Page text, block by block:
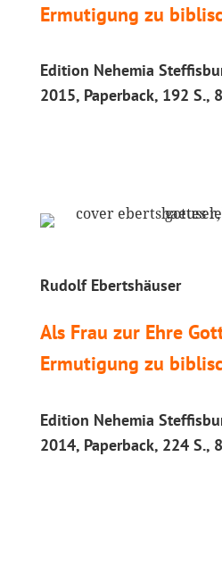
Ermutigung zu
Edition Nehemia
2015, Paperback, 192 S.,
Rudolf Ebertshäuser
Als Frau zur Ehre
Ermutigung zu
Edition Nehemia
2014, Paperback, 224 S.,